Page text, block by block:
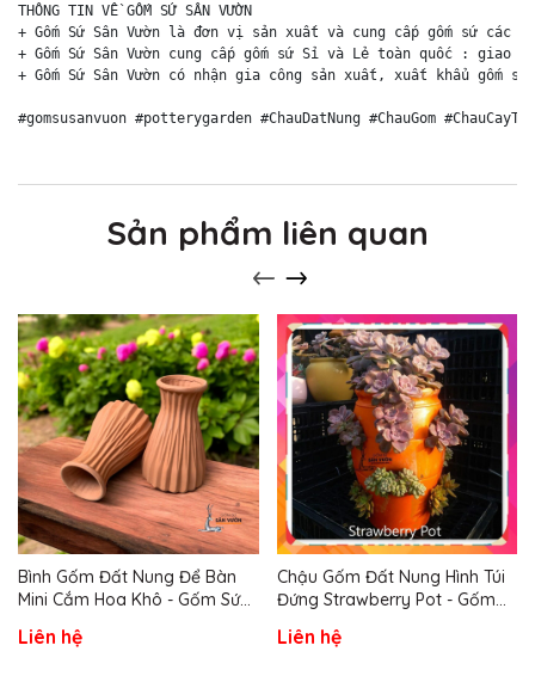
THÔNG TIN VỀ GỐM SỨ SÂN VƯỜN
+ Gốm Sứ Sân Vườn là đơn vị sản xuất và cung cấp gốm sứ
+ Gốm Sứ Sân Vườn cung cấp gốm sứ Sỉ và Lẻ toàn quốc :
+ Gốm Sứ Sân Vườn có nhận gia công sản xuất, xuất khẩu gốm sứ
#gomsusanvuon #potterygarden #ChauDatNung #ChauGom
Sản phẩm liên quan
Bình Gốm Đất Nung Để Bàn
Mini Cắm Hoa Khô - Gốm Sứ
Liên hệ
Chậu Gốm Đất Nung Hình Túi
Đứng Strawberry Pot - Gốm
Liên hệ